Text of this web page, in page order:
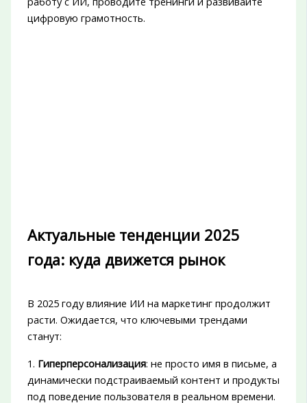
цифровую грамотность.
Актуальные тенденции 2025
года: куда движется рынок
В 2025 году влияние ИИ на маркетинг продолжит
расти. Ожидается, что ключевыми трендами
станут:
1. Гиперперсонализация: не просто имя в письме, а
динамически подстраиваемый контент и продукты
под поведение пользователя в реальном времени.